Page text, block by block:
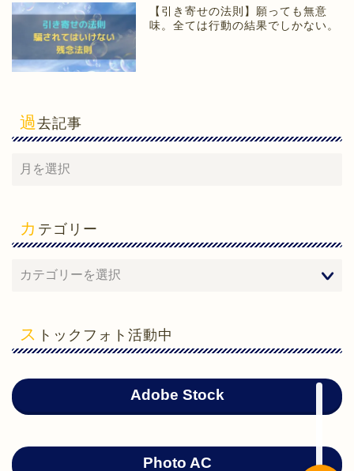
【引き寄せの法則】願っても無意
味。全ては行動の結果でしかない。
過去記事
カ テゴリー
ス トックフォト活動中
Adobe Stock
Photo AC
勉強法
ガジェット